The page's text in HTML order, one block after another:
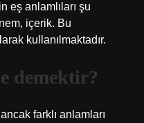
eş anlamlıları şu
içerik. Bu
kullanılmaktadır.
demektir?
farklı anlamları